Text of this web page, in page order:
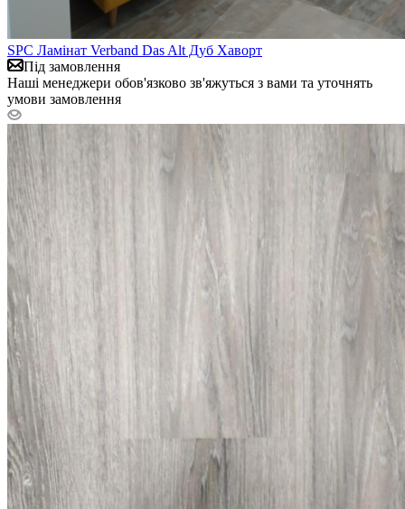
SPC Ламінат Verband Das Alt Дуб Хаворт
Під замовлення
Наші менеджери обов'язково зв'яжуться з вами та уточнять
умови замовлення